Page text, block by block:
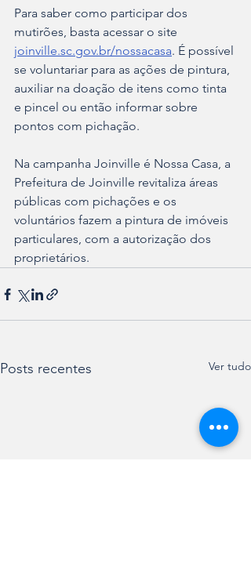
Para saber como participar dos
mutirões, basta acessar o site
joinville.sc.gov.br/nossacasa. É possível
se voluntariar para as ações de pintura,
auxiliar na doação de itens como tinta
e pincel ou então informar sobre
pontos com pichação.
Na campanha Joinville é Nossa Casa, a
Prefeitura de Joinville revitaliza áreas
públicas com pichações e os
voluntários fazem a pintura de imóveis
particulares, com a autorização dos
proprietários.
Posts recentes Ver tudo